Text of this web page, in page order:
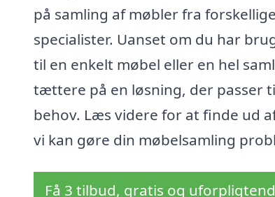
på samling af møbler fra forskellige
specialister. Uanset om du har
til en enkelt møbel eller en hel
tættere på en løsning, der passer
behov. Læs videre for at finde ud
vi kan gøre din møbelsamling
Få 3 tilbud, gratis og